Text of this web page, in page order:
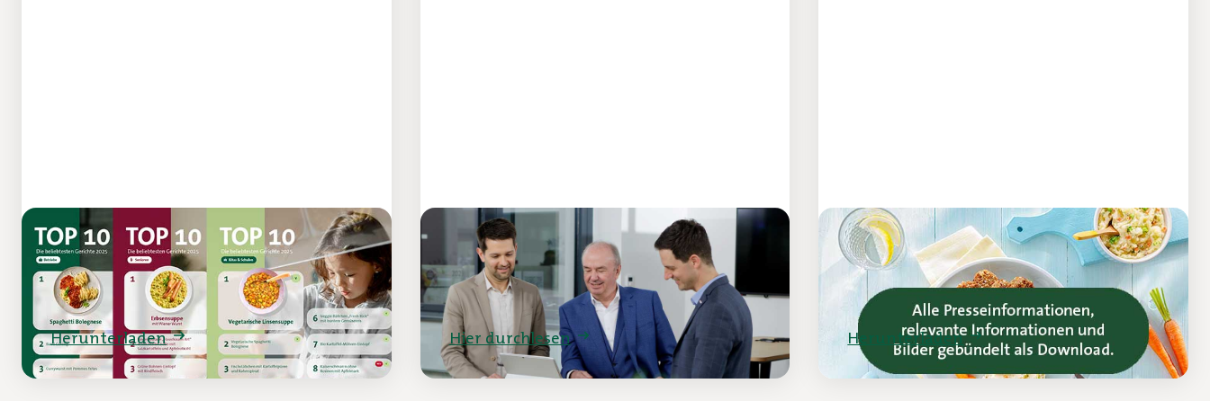
Menü-Charts 2025
So essen Kinder, Berufstätige und
Senioren
Herunterladen
apetito in Daten und Fakten
Hier durchlesen
Pressekit für das Jahresupdate
2025
Herunterladen